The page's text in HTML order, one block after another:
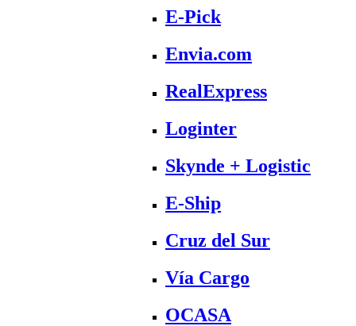
E-Pick
Envia.com
RealExpress
Loginter
Skynde + Logistic
E-Ship
Cruz del Sur
Vía Cargo
OCASA